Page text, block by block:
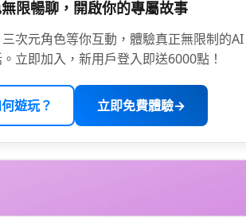
限暢聊，開啟你的專屬故事
次元角色等你互動，體驗真正無限制的AI
立即加入，新用戶登入即送6000點！
遊玩？ 立即免費體驗→